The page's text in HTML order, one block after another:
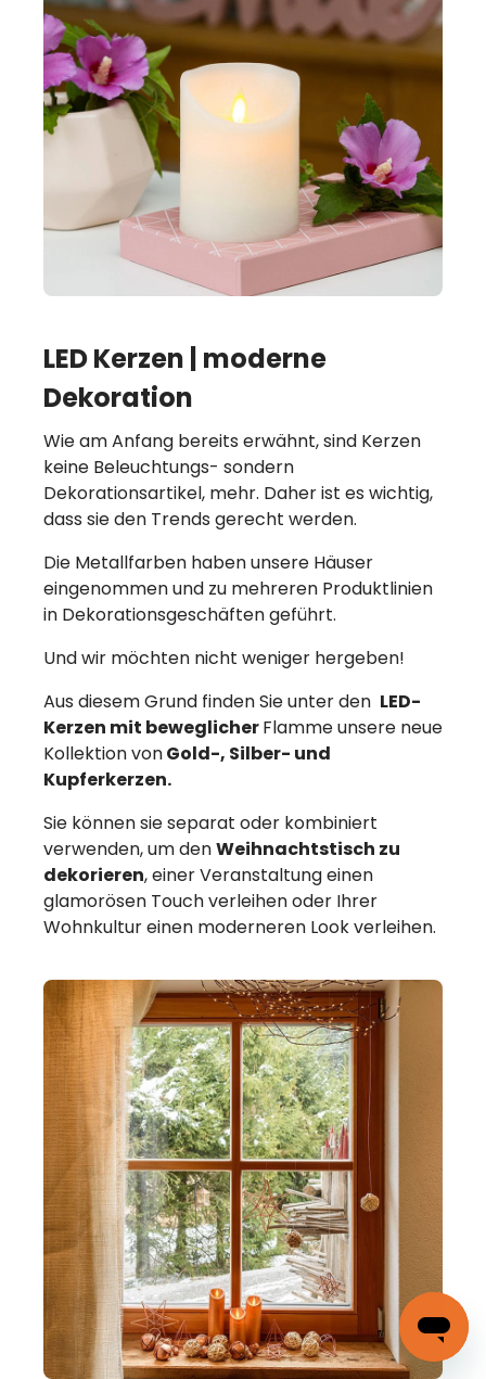
LED Kerzen | moderne
Dekoration
Wie am Anfang bereits erwähnt, sind Kerzen
keine Beleuchtungs- sondern
Dekorationsartikel, mehr. Daher ist es wichtig,
dass sie den Trends gerecht werden.
Die Metallfarben haben unsere Häuser
eingenommen und zu mehreren Produktlinien
in Dekorationsgeschäften geführt.
Und wir möchten nicht weniger hergeben!
Aus diesem Grund finden Sie unter den LED-
Kerzen mit beweglicherFlamme unsere neue
Kollektion vonGold-, Silber- und
Kupferkerzen.
Sie können sie separat oder kombiniert
verwenden, um denWeihnachtstisch zu
dekorieren, einer Veranstaltung einen
glamorösen Touch verleihen oder Ihrer
Wohnkultur einen moderneren Look verleihen.